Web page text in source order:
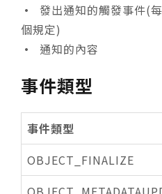
• 發出通知的觸發事件(
個規定)
• 通知的內容
事件類型
事件類型
OBJECT_FINALIZE